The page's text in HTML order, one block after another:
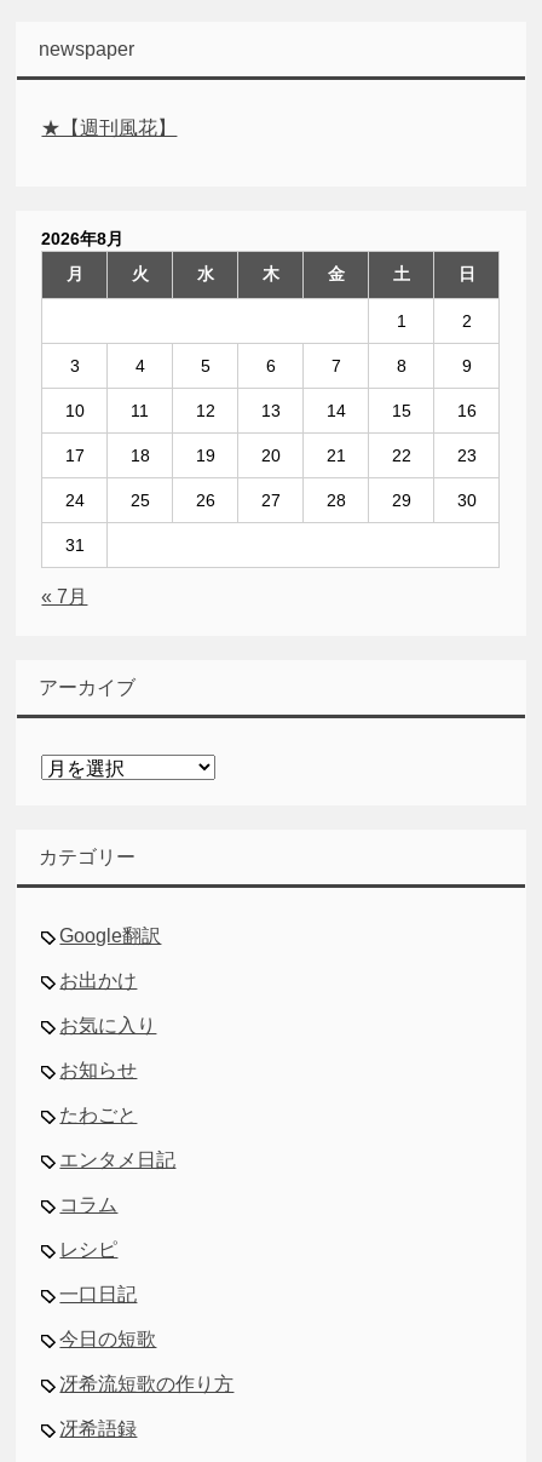
newspaper
★【週刊風花】
2026年8月
月
火 水 木 金 土 日
1 2
3 4 5 6 7 8 9
10 11 12 13 14 15 16
17 18 19 20 21 22 23
24 25 26 27 28 29 30
31
« 7月
アーカイブ
ア
ブ
カテゴリー
Google翻訳
お出かけ
お気に入り
お知らせ
たわごと
エンタメ日記
コラム
レシピ
一口日記
今日の短歌
冴希流短歌の作り方
冴希語録